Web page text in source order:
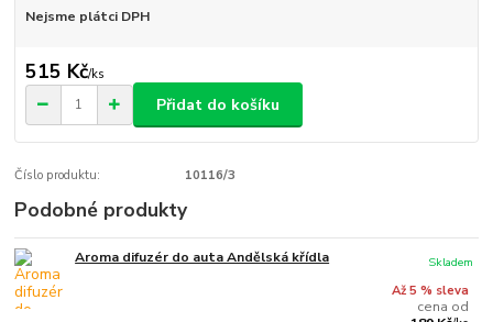
Nejsme plátci DPH
515 Kč/ks
Přidat do košíku
Číslo produktu: 10116/3
Podobné produkty
Aroma difuzér do auta Andělská křídla
Až 5 % sleva
cena od
Skladem